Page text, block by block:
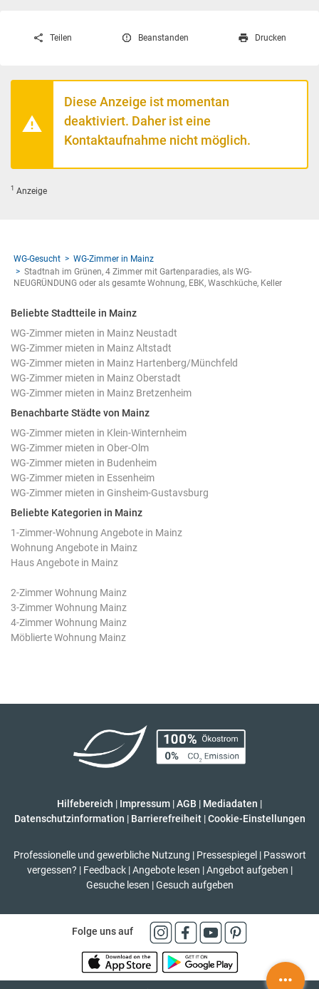
Teilen Beanstanden Drucken
Diese Anzeige ist momentan
deaktiviert. Daher ist eine
Kontaktaufnahme nicht möglich.
1 Anzeige
WG-Gesucht
WG-Zimmer in Mainz
Stadtnah im Grünen, 4 Zimmer mit Gartenparadies, als WG-
NEUGRÜNDUNG oder als gesamte Wohnung, EBK, Waschküche, Keller
Beliebte Stadtteile in Mainz
WG-Zimmer mieten in Mainz Neustadt
WG-Zimmer mieten in Mainz Altstadt
WG-Zimmer mieten in Mainz Hartenberg/Münchfeld
WG-Zimmer mieten in Mainz Oberstadt
WG-Zimmer mieten in Mainz Bretzenheim
Benachbarte Städte von Mainz
WG-Zimmer mieten in Klein-Winternheim
WG-Zimmer mieten in Ober-Olm
WG-Zimmer mieten in Budenheim
WG-Zimmer mieten in Essenheim
WG-Zimmer mieten in Ginsheim-Gustavsburg
Beliebte Kategorien in Mainz
1-Zimmer-Wohnung Angebote in Mainz
Wohnung Angebote in Mainz
Haus Angebote in Mainz
2-Zimmer Wohnung Mainz
3-Zimmer Wohnung Mainz
4-Zimmer Wohnung Mainz
Möblierte Wohnung Mainz
Hilfebereich | Impressum |AGB | Mediadaten |
Datenschutzinformation | Barrierefreiheit | Cookie-Einstellungen
Professionelle und gewerbliche Nutzung | Pressespiegel | Passwort
vergessen? | Feedback | Angebote lesen | Angebot aufgeben |
Gesuche lesen | Gesuch aufgeben
Folge uns auf